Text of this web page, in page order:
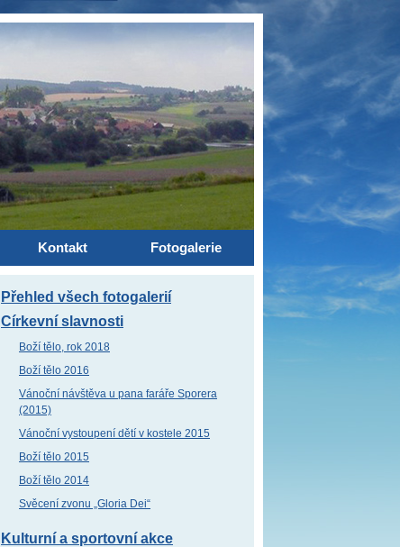
Kontakt Fotogalerie
Přehled všech fotogalerií
Církevní slavnosti
Boží tělo, rok 2018
Boží tělo 2016
Vánoční návštěva u pana faráře Sporera
(2015)
Vánoční vystoupení dětí v kostele 2015
Boží tělo 2015
Boží tělo 2014
Svěcení zvonu „Gloria Dei“
Kulturní a sportovní akce